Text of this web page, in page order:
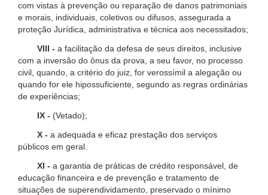
com vistas à prevenção ou reparação de danos patrimoniais
e morais, individuais, coletivos ou difusos, assegurada a
proteção Jurídica, administrativa e técnica aos necessitados;
VIII - a facilitação da defesa de seus direitos, inclusive
com a inversão do ônus da prova, a seu favor, no processo
civil, quando, a critério do juiz, for verossímil a alegação ou
quando for ele hipossuficiente, segundo as regras ordinárias
de experiências;
IX - (Vetado);
X - a adequada e eficaz prestação dos serviços
públicos em geral.
XI - a garantia de práticas de crédito responsável, de
educação financeira e de prevenção e tratamento de
situações de superendividamento, preservado o mínimo